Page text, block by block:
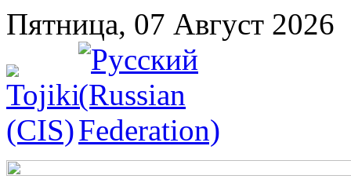
Пятница, 07 Август 2026